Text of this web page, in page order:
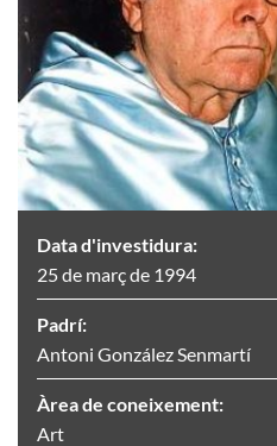
Data d'investidura:
25 de març de 1994
Padrí:
Antoni González Senmartí
Àrea de coneixement:
Art